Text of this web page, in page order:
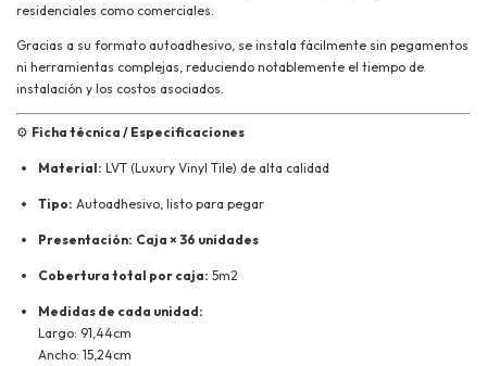
residenciales como comerciales.
Gracias a su formato autoadhesivo, se instala fácilmente sin pegamentos
ni herramientas complejas, reduciendo notablemente el tiempo de
instalación y los costos asociados.
⚙️ Ficha técnica / Especificaciones
Material: LVT (Luxury Vinyl Tile) de alta calidad
Tipo: Autoadhesivo, listo para pegar
Presentación: Caja × 36 unidades
Cobertura total por caja: 5m2
Medidas de cada unidad:
Largo: 91,44cm
Ancho: 15,24cm